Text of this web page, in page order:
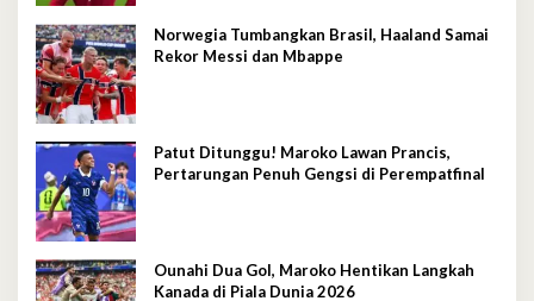
Norwegia Tumbangkan Brasil, Haaland Samai
Rekor Messi dan Mbappe
Patut Ditunggu! Maroko Lawan Prancis,
Pertarungan Penuh Gengsi di Perempatfinal
Ounahi Dua Gol, Maroko Hentikan Langkah
Kanada di Piala Dunia 2026